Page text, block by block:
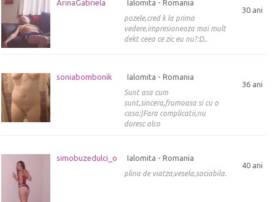
ArinaGabriela
30 ani
Ialomita - Romania
pozele,cred k la prima
vedere,impresioneaza mai mult
dekt ceea ce zic eu nu?:D..
soniabombonik
36 ani
Ialomita - Romania
Sunt asa cum
sunt,sincera,frumoasa si cu o
casa:)Fara complicatii,nu
doresc alco
simobuzedulci_o
40 ani
Ialomita - Romania
plina de viatza,vesela,sociabila.